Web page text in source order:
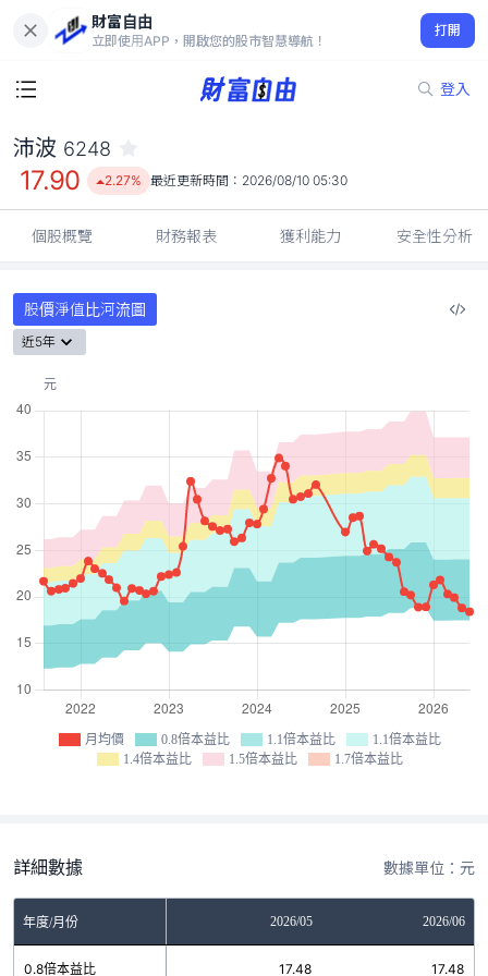
財富自由
立即使用APP，開啟您的股市智慧導航！
打開
登入
17.90
2.27%
沛波 6248
17.90 2.27% 最近更新時間： 2026/08/10 05:30
個股概覽 財務報表 獲利能力 安全性分析
股價淨值比河流圖
近5年
月均價 0.8倍本益比 1.1倍本益比
1.1倍本益比
1.4倍本益比
1.5倍本益比 1.7倍本益比
詳細數據 數據單位：元
年度/月份 2026/05 2026/06
0.8倍本益比 17.48 17.48